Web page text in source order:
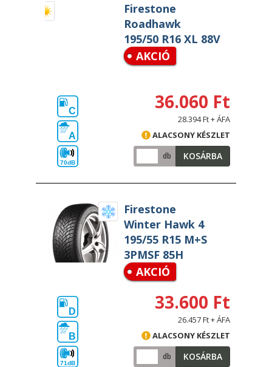
Firestone
Roadhawk
195/50 R16 XL 88V
AKCIÓ
C
A
70dB
36.060 Ft
28.394 Ft + ÁFA
ALACSONY KÉSZLET
db KOSÁRBA
Firestone
Winter Hawk 4
195/55 R15 M+S
3PMSF 85H
AKCIÓ
D
B
71dB
33.600 Ft
26.457 Ft + ÁFA
ALACSONY KÉSZLET
db KOSÁRBA